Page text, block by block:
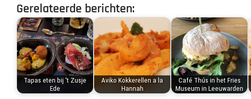
Gerelateerde berichten:
Tapas eten bij 't Zusje
Ede
Aviko Kokkerellen a la
Hannah
Café Thús in het Fries
Museum in Leeuwarden